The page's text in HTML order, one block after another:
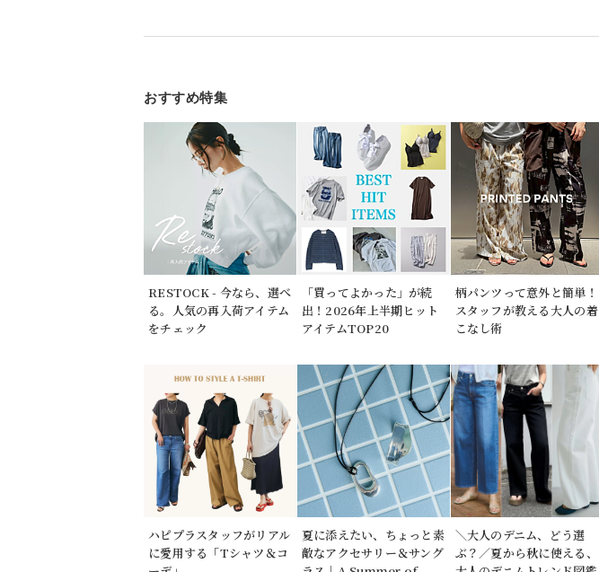
おすすめ特集
RESTOCK - 今なら、選べ
る。人気の再入荷アイテム
をチェック
「買ってよかった」が続
出！2026年上半期ヒット
アイテムTOP20
柄パンツって意外と簡単！
スタッフが教える大人の着
こなし術
ハピプラスタッフがリアル
に愛用する「Tシャツ＆コ
夏に添えたい、ちょっと素
敵なアクセサリー＆サング
＼大人のデニム、どう選
ぶ？／夏から秋に使える、